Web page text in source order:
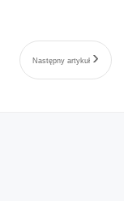
Następny artykuł